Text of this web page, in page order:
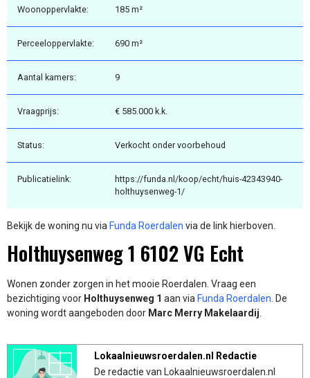
Woonoppervlakte: 185 m²
Perceeloppervlakte: 690 m²
Aantal kamers: 9
Vraagprijs: € 585.000 k.k.
Status: Verkocht onder voorbehoud
Publicatielink:
https://funda.nl/koop/echt/huis-42343940-
holthuysenweg-1/
Bekijk de woning nu via Funda Roerdalen via de link hierboven.
Holthuysenweg 1 6102 VG Echt
Wonen zonder zorgen in het mooie Roerdalen. Vraag een
bezichtiging voor Holthuysenweg 1 aan via Funda Roerdalen . De
woning wordt aangeboden door Marc Merry Makelaardij
Lokaalnieuwsroerdalen.nl Redactie
De redactie van Lokaalnieuwsroerdalen.nl